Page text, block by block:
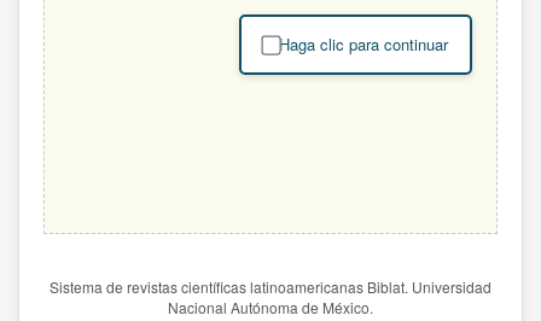
Haga clic para continuar
Sistema de revistas científicas latinoamericanas Biblat. Universidad
Nacional Autónoma de México.